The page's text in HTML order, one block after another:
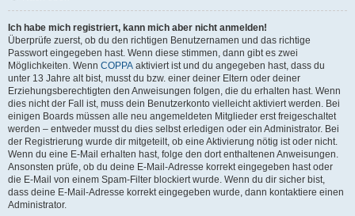
Ich habe mich registriert, kann mich aber nicht anmelden!
Überprüfe zuerst, ob du den richtigen Benutzernamen und das richtige
Passwort eingegeben hast. Wenn diese stimmen, dann gibt es zwei
Möglichkeiten. Wenn COPPA aktiviert ist und du angegeben hast, dass du
unter 13 Jahre alt bist, musst du bzw. einer deiner Eltern oder deiner
Erziehungsberechtigten den Anweisungen folgen, die du erhalten hast. Wenn
dies nicht der Fall ist, muss dein Benutzerkonto vielleicht aktiviert werden. Bei
einigen Boards müssen alle neu angemeldeten Mitglieder erst freigeschaltet
werden – entweder musst du dies selbst erledigen oder ein Administrator. Bei
der Registrierung wurde dir mitgeteilt, ob eine Aktivierung nötig ist oder nicht.
Wenn du eine E-Mail erhalten hast, folge den dort enthaltenen Anweisungen.
Ansonsten prüfe, ob du deine E-Mail-Adresse korrekt eingegeben hast oder
die E-Mail von einem Spam-Filter blockiert wurde. Wenn du dir sicher bist,
dass deine E-Mail-Adresse korrekt eingegeben wurde, dann kontaktiere einen
Administrator.